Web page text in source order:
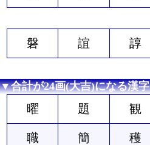
磐 誼 諄
▼合計が24画(大吉)になる漢字
曜 題 観
職 簡 穫